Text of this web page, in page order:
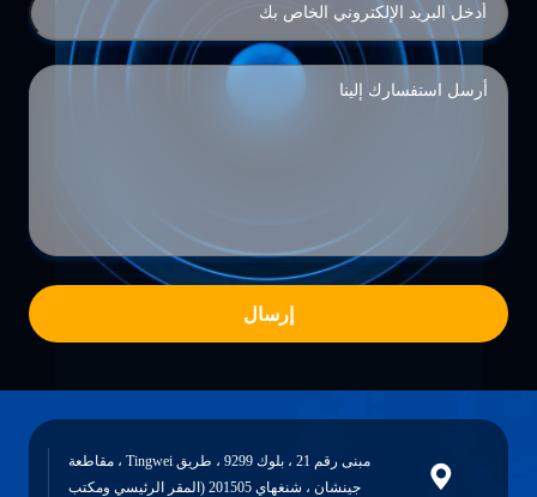
إرسال
مبنى رقم 21 ، بلوك 9299 ، طريق Tingwei ، مقاطعة
جينشان ، شنغهاي 201505 (المقر الرئيسي ومكتب